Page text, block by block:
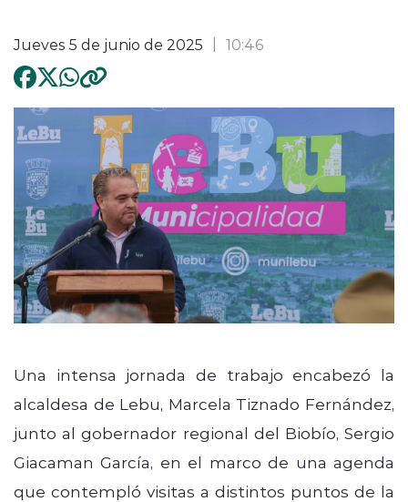
Jueves 5 de junio de 2025 10:46
Una intensa jornada de trabajo encabezó la
alcaldesa de Lebu, Marcela Tiznado Fernández,
junto al gobernador regional del Biobío, Sergio
Giacaman García, en el marco de una agenda
que contempló visitas a distintos puntos de la